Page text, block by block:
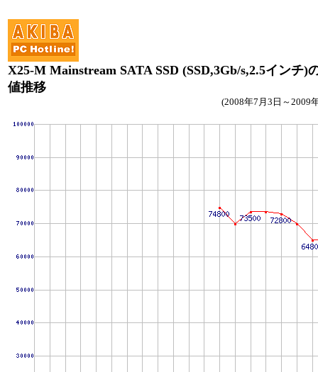
X25-M Mainstream SATA SSD (SSD,3Gb/s,2.5インチ)
値推移
(2008年7月3日～2009